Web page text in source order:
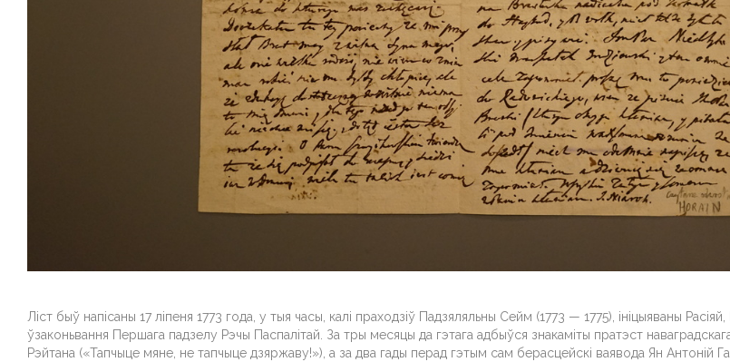
Ліст быў напісаны 17 ліпеня 1773 года, у тыя часы, калі праходзіў Падзяляльны Сейм (1773 — 1775), ініцыяваны
ўзаконьвання Першага падзелу Рэчы Паспалітай. За тры месяцы да гэтага адбыўся знакаміты пратэст
Рэйтана («Тапчыце мяне, не тапчыце дзяржаву!»), а за два гады перад гэтым сам берасцейскі ваявода Ян Антоній